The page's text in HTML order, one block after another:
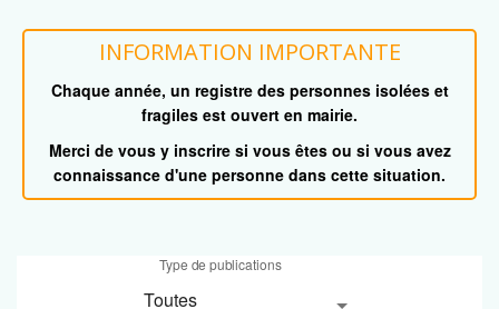
INFORMATION IMPORTANTE
Chaque année, un registre des personnes isolées et
fragiles est ouvert en mairie.
Merci de vous y inscrire si vous êtes ou si vous avez
connaissance d'une personne dans cette situation.
Type de publications